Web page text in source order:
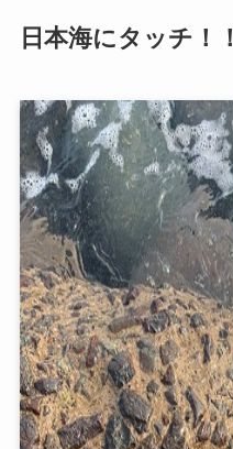
日本海にタッチ！！